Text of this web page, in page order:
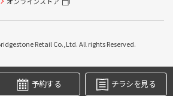
Retail Co.,Ltd. All rights Reserved.
予約する チラシを見る
替え順番待ち予約 ※クローク契約会員の